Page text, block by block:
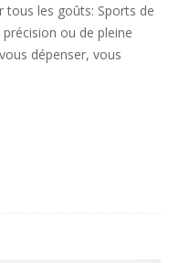
tous les goûts: Sports de
ou de pleine
dépenser, vous